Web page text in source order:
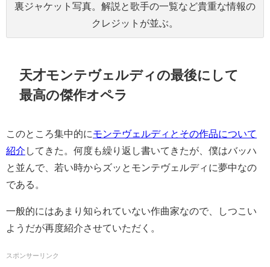
裏ジャケット写真。解説と歌手の一覧など貴重な情報の
クレジットが並ぶ。
天才モンテヴェルディの最後にして
最高の傑作オペラ
このところ集中的にモンテヴェルディとその作品について
紹介 してきた。何度も繰り返し書いてきたが、僕はバッハ
と並んで、若い時からズッとモンテヴェルディに夢中なの
である。
一般的にはあまり知られていない作曲家なので、しつこい
ようだが再度紹介させていただく。
スポンサーリンク